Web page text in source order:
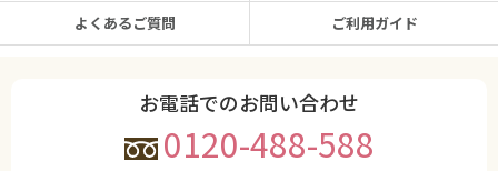
よくあるご質問 ご利用ガイド
お電話でのお問い合わせ
0120-488-588